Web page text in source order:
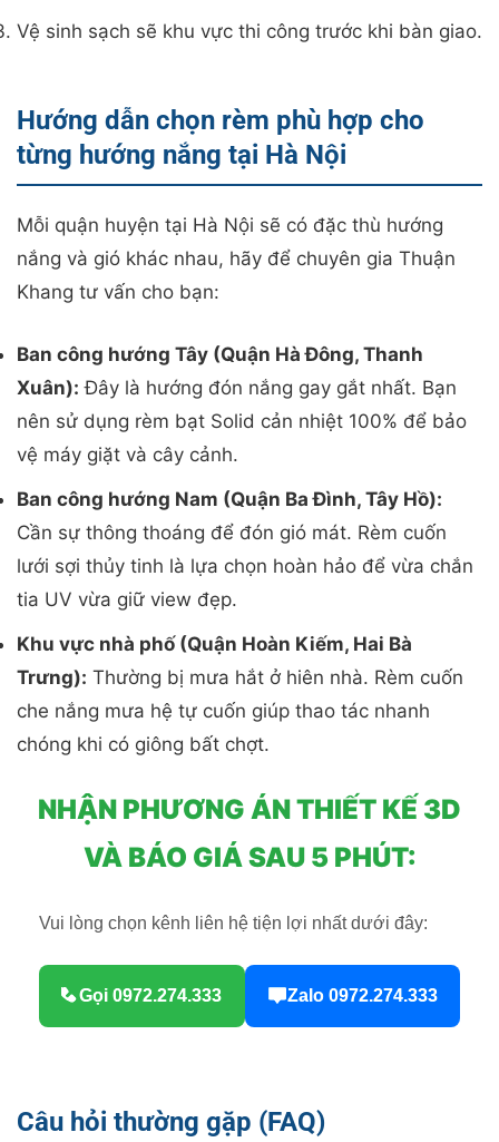
Vệ sinh sạch sẽ khu vực thi công trước khi bàn giao.
Hướng dẫn chọn rèm phù hợp cho
từng hướng nắng tại Hà Nội
Mỗi quận huyện tại Hà Nội sẽ có đặc thù hướng
nắng và gió khác nhau, hãy để chuyên gia Thuận
Khang tư vấn cho bạn:
Ban công hướng Tây (Quận Hà Đông, Thanh
Xuân): Đây là hướng đón nắng gay gắt nhất. Bạn
nên sử dụng rèm bạt Solid cản nhiệt 100% để bảo
vệ máy giặt và cây cảnh.
Ban công hướng Nam (Quận Ba Đình, Tây Hồ):
Cần sự thông thoáng để đón gió mát. Rèm cuốn
lưới sợi thủy tinh là lựa chọn hoàn hảo để vừa chắn
tia UV vừa giữ view đẹp.
Khu vực nhà phố (Quận Hoàn Kiếm, Hai Bà
Trưng): Thường bị mưa hắt ở hiên nhà. Rèm cuốn
che nắng mưa hệ tự cuốn giúp thao tác nhanh
chóng khi có giông bất chợt.
NHẬN PHƯƠNG ÁN THIẾT KẾ 3D
VÀ BÁO GIÁ SAU 5 PHÚT:
Vui lòng chọn kênh liên hệ tiện lợi nhất dưới đây:
Gọi 0972.274.333 Zalo 0972.274.333
Câu hỏi thường gặp (FAQ)